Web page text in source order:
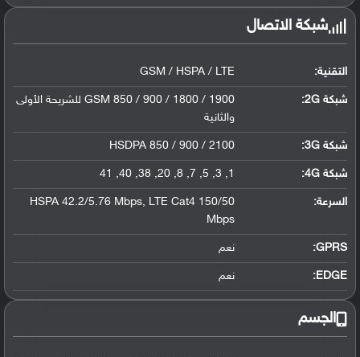
شبكة الاتصال
التقنية: GSM / HSPA / LTE
شبكة 2G:
GSM 850 / 900 / 1800 / 1900 للشريحة الأولى
والثانية
شبكة 3G :
HSDPA 850 / 900 / 2100
شبكة 4G :
1, 3, 5, 7, 8, 20, 38, 40, 41
السرعة:
HSPA 42.2/5.76 Mbps, LTE Cat4 150/50
Mbps
GPRS: نعم
EDGE: نعم
الجسم